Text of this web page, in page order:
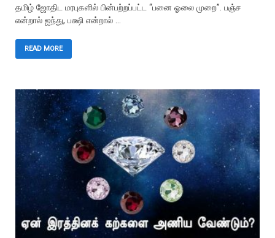
தமிழ் ஜோதிட மரபுகளில் பின்பற்றப்பட்ட “பனை ஓலை முறை”. பஞ்ச
என்றால் ஐந்து, பக்ஷி என்றால் …
READ MORE